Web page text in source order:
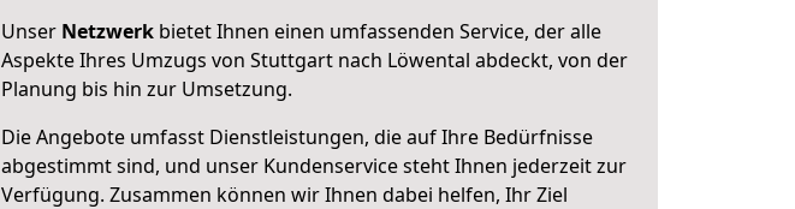
Unser Netzwerk bietet Ihnen einen umfassenden Service, der alle
Aspekte Ihres Umzugs von Stuttgart nach Löwental abdeckt, von der
Planung bis hin zur Umsetzung.
Die Angebote umfasst Dienstleistungen, die auf Ihre Bedürfnisse
abgestimmt sind, und unser Kundenservice steht Ihnen jederzeit zur
Verfügung. Zusammen können wir Ihnen dabei helfen, Ihr Ziel